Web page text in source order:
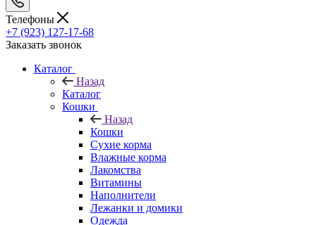
Телефоны
+7 (923) 127-17-68
Заказать звонок
Каталог
Назад
Каталог
Кошки
Назад
Кошки
Сухие корма
Влажные корма
Лакомства
Витамины
Наполнители
Лежанки и домики
Одежда